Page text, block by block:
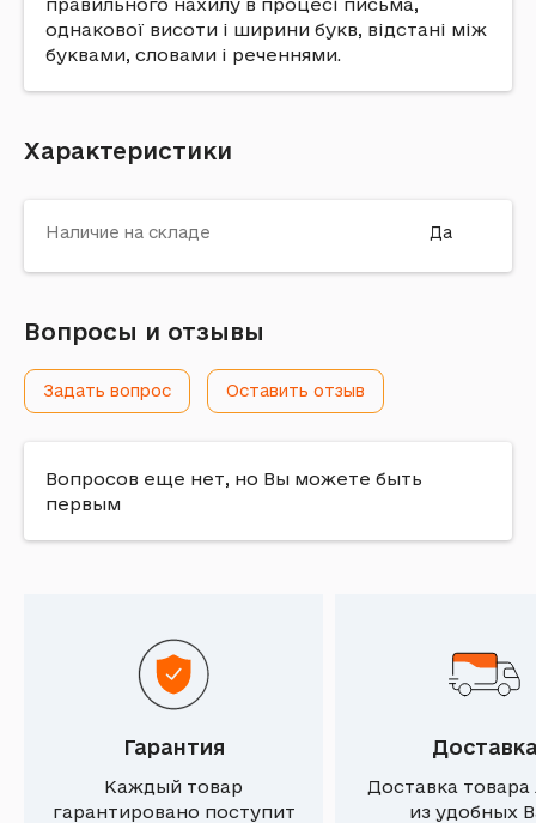
правильного нахилу в процесі письма,
однакової висоти і ширини букв, відстані між
буквами, словами і реченнями.
Характеристики
Наличие на складе Да
Вопросы и отзывы
Задать вопрос Оставить отзыв
Вопросов еще нет, но Вы можете быть
первым
Гарантия
Каждый товар
гарантировано поступит
Доставка
из удобных